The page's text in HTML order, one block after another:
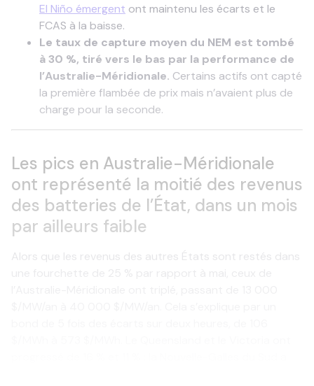
El Niño émergent ont maintenu les écarts et le
FCAS à la baisse.
Le taux de capture moyen du NEM est tombé
à 30 %, tiré vers le bas par la performance de
l’Australie-Méridionale. Certains actifs ont capté
la première flambée de prix mais n’avaient plus de
charge pour la seconde.
Les pics en Australie-Méridionale
ont représenté la moitié des revenus
des batteries de l’État, dans un mois
par ailleurs faible
Alors que les revenus des autres États sont restés dans